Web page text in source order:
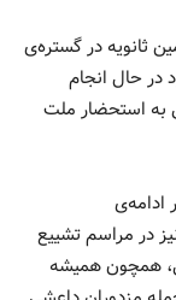
ثانویه در گستره‌ی
در حال انجام
به استحضار ملت
ادامه‌ی
در مراسم تشییع
همچون همیشه